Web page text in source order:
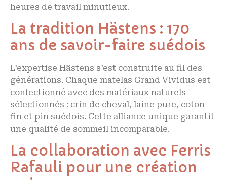
heures de travail minutieux.
La tradition Hästens : 170
ans de savoir-faire suédois
L'expertise Hästens s'est construite au fil des
générations. Chaque matelas Grand Vividus est
confectionné avec des matériaux naturels
sélectionnés : crin de cheval, laine pure, coton
fin et pin suédois. Cette alliance unique garantit
une qualité de sommeil incomparable.
La collaboration avec Ferris
Rafauli pour une création